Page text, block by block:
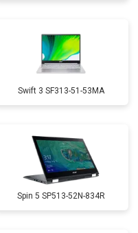
Swift 3 SF313-51-53MA
Spin 5 SP513-52N-834R